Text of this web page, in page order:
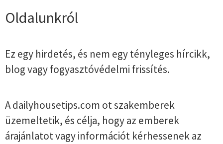
Oldalunkról
Ez egy hirdetés, és nem egy tényleges hírcikk,
blog vagy fogyasztóvédelmi frissítés.
A dailyhousetips.com ot szakemberek
üzemeltetik, és célja, hogy az emberek
árajánlatot vagy információt kérhessenek az